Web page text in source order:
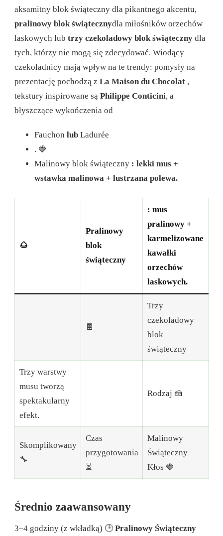
aksamitny blok świąteczny dla pikantnego akcentu,
pralinowy blok świątecznydla miłośników orzechów
laskowych lub trzy czekoladowy blok świąteczny dla
tych, którzy nie mogą się zdecydować. Wiodący
czekoladnicy mają wpływ na te trendy: pomysły na
prezentację pochodzą z La Maison du Chocolat ,
tekstury inspirowane są Philippe Conticini, a
błyszczące wykończenia od
Fauchon lub Ladurée
. 🍓
Malinowy blok świąteczny : lekki mus +
wstawka malinowa + lustrzana polewa.
🌰
Pralinowy
blok
świąteczny
: mus
pralinowy +
karmelizowane
kawałki
orzechów
laskowych.
🍫
Trzy
czekoladowy
blok
świąteczny
Trzy warstwy
musu tworzą
spektakularny
efekt.
Rodzaj 🍰
Skomplikowany
🔧
Czas
przygotowania
⏳
Malinowy
Świąteczny
Kłos 🍓
Średnio zaawansowany
3–4 godziny (z wkładką) 🕒Pralinowy Świąteczny